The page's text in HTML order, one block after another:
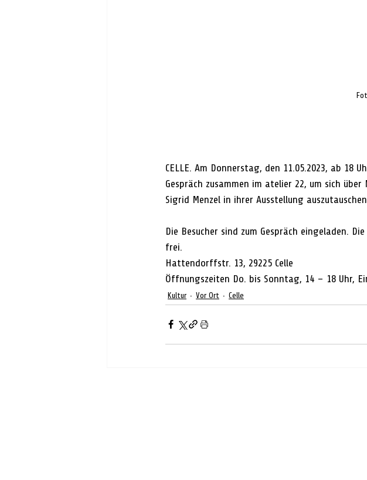
CELLE. Am Donnerstag, den 11.05.2023, ab 18
Gespräch zusammen im atelier 22, um sich
Sigrid Menzel in ihrer Ausstellung
Die Besucher sind zum Gespräch eingeladen.
frei.
Hattendorffstr. 13, 29225 Celle
Öffnungszeiten Do. bis Sonntag, 14 – 18 Uhr,
Kultur Vor Ort Celle